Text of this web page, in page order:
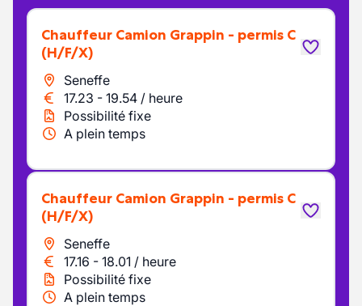
Chauffeur Camion Grappin - permis C
(H/F/X)
Seneffe
17.23 - 19.54 / heure
Possibilité fixe
A plein temps
Chauffeur Camion Grappin - permis C
(H/F/X)
Seneffe
17.16 - 18.01 / heure
Possibilité fixe
A plein temps